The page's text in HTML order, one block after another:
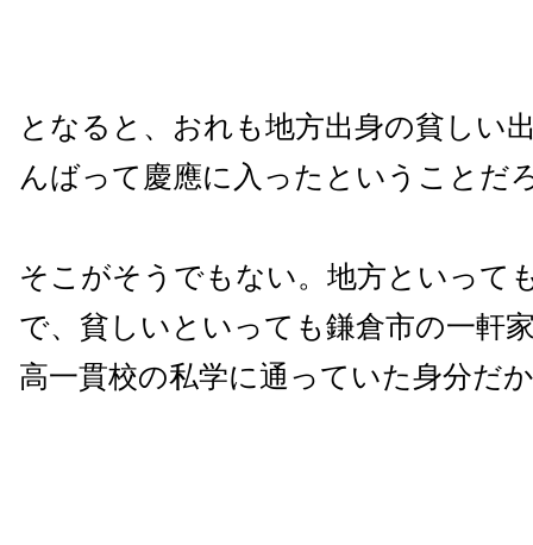
となると、おれも地方出身の貧しい
んばって慶應に入ったということだ
そこがそうでもない。地方といって
で、貧しいといっても鎌倉市の一軒
高一貫校の私学に通っていた身分だ